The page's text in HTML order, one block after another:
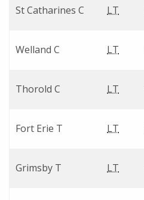
St Catharines C LT
Welland C LT
Thorold C LT
Fort Erie T LT
Grimsby T LT